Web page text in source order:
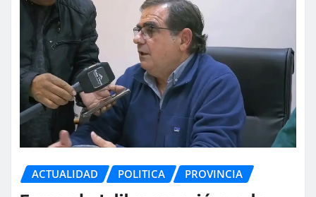
ACTUALIDAD POLITICA PROVINCIA